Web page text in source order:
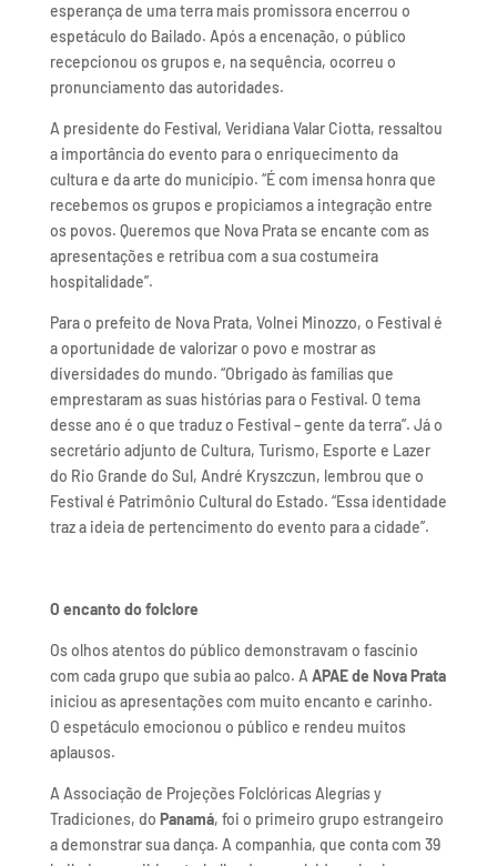
esperança de uma terra mais promissora encerrou o
espetáculo do Bailado. Após a encenação, o público
recepcionou os grupos e, na sequência, ocorreu o
pronunciamento das autoridades.
A presidente do Festival, Veridiana Valar Ciotta, ressaltou
a importância do evento para o enriquecimento da
cultura e da arte do município. “É com imensa honra que
recebemos os grupos e propiciamos a integração entre
os povos. Queremos que Nova Prata se encante com as
apresentações e retribua com a sua costumeira
hospitalidade”.
Para o prefeito de Nova Prata, Volnei Minozzo, o Festival é
a oportunidade de valorizar o povo e mostrar as
diversidades do mundo. “Obrigado às famílias que
emprestaram as suas histórias para o Festival. O tema
desse ano é o que traduz o Festival – gente da terra”. Já o
secretário adjunto de Cultura, Turismo, Esporte e Lazer
do Rio Grande do Sul, André Kryszczun, lembrou que o
Festival é Patrimônio Cultural do Estado. “Essa identidade
traz a ideia de pertencimento do evento para a cidade”.
O encanto do folclore
Os olhos atentos do público demonstravam o fascínio
com cada grupo que subia ao palco. A APAE de Nova Prata
iniciou as apresentações com muito encanto e carinho.
O espetáculo emocionou o público e rendeu muitos
aplausos.
A Associação de Projeções Folclóricas Alegrías y
Tradiciones, do Panamá, foi o primeiro grupo estrangeiro
a demonstrar sua dança. A companhia, que conta com 39